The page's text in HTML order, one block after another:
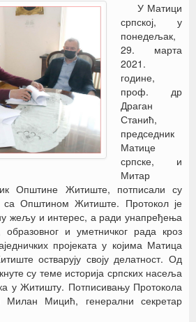
У Матици
српској, у
понедељак,
29. марта
2021.
године,
проф. др
Драган
Станић,
председник
Матице
српске, и
Митар
Општине Житиште, потписали су
Општином Житиште. Протокол је
жељу и интерес, а ради унапређења
образовног и уметничког рада кроз
пројеката у којима Матица
остварују своју делатност. Од
су теме историја српских насеља
у Житишту. Потписивању Протокола
Милан Мицић, генерални секретар